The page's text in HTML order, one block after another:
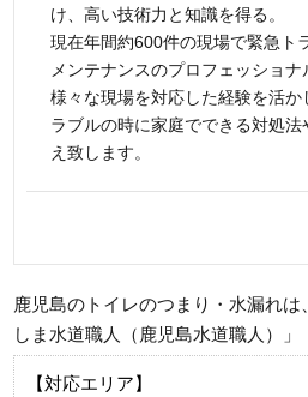
け、高い技術力と知識を得る。
現在年間約600件の現場で緊急ト
メンテナンスのプロフェッショナ
様々な現場を対応した経験を活か
ラブルの時に家庭でできる対処
え致します。
鹿児島のトイレのつまり・水漏れ
しま水道職人（鹿児島水道職人）」
【対応エリア】